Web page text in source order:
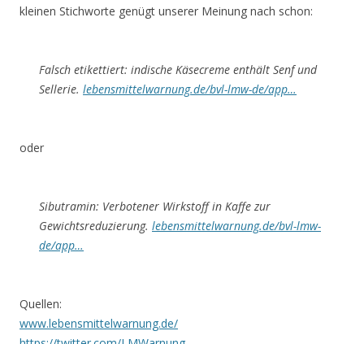
kleinen Stichworte genügt unserer Meinung nach schon:
Falsch etikettiert: indische Käsecreme enthält Senf und
Sellerie. lebensmittelwarnung.de/bvl-lmw-de/app…
oder
Sibutramin: Verbotener Wirkstoff in Kaffe zur
Gewichtsreduzierung. lebensmittelwarnung.de/bvl-lmw-
de/app…
Quellen:
www.lebensmittelwarnung.de/